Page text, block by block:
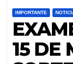
IMPORTANTE
15 DE